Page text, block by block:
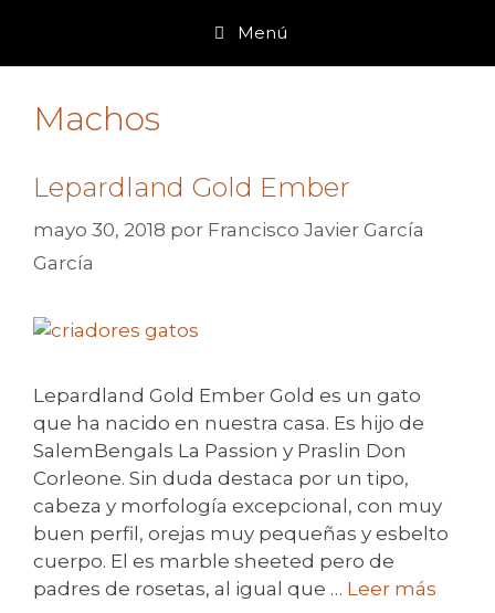
contenido
Menú
Machos
Lepardland Gold Ember
mayo 30, 2018 por Francisco Javier García
García
Lepardland Gold Ember Gold es un gato
que ha nacido en nuestra casa. Es hijo de
SalemBengals La Passion y Praslin Don
Corleone. Sin duda destaca por un tipo,
cabeza y morfología excepcional, con muy
buen perfil, orejas muy pequeñas y esbelto
cuerpo. El es marble sheeted pero de
padres de rosetas, al igual que … Leer más